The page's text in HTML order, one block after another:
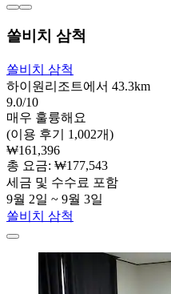
쏠비치 삼척
쏠비치 삼척
하이원리조트에서 43.3km
9.0/10
매우 훌륭해요
(이용 후기 1,002개)
₩161,396
총 요금: ₩177,543
세금 및 수수료 포함
9월 2일 ~ 9월 3일
쏠비치 삼척